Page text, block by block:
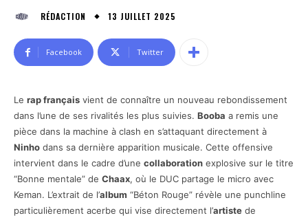
RÉDACTION 13 JUILLET 2025
Facebook Twitter
Le rap français vient de connaître un nouveau rebondissement
dans l’une de ses rivalités les plus suivies. Booba a remis une
pièce dans la machine à clash en s’attaquant directement à
Ninho dans sa dernière apparition musicale. Cette offensive
intervient dans le cadre d’une collaboration explosive sur le titre
“Bonne mentale” de Chaax, où le DUC partage le micro avec
Keman. L’extrait de l’album “Béton Rouge” révèle une punchline
particulièrement acerbe qui vise directement l’artiste de